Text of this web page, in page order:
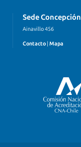
Sede Concepción
Ainavillo 456
Contacto | Mapa